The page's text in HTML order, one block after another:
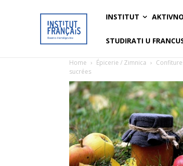
INSTITUT
STUDIRATI U
Home Épicerie / Zimnica
sucrées